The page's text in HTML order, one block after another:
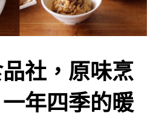
社，原味烹
年四季的暖